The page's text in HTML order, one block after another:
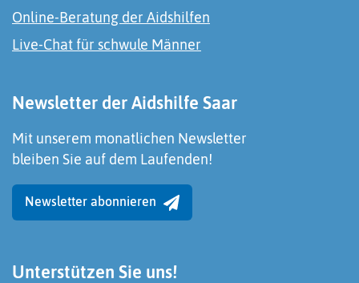
Online-Beratung der Aidshilfen
Live-Chat für schwule Männer
Newsletter der Aidshilfe Saar
Mit unserem monatlichen Newsletter
bleiben Sie auf dem Laufenden!
Newsletter abonnieren
Unterstützen Sie uns!